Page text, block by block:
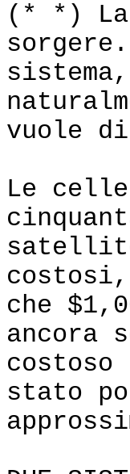
(* *)
vuole
Le
costosi,
che
ancora
stato